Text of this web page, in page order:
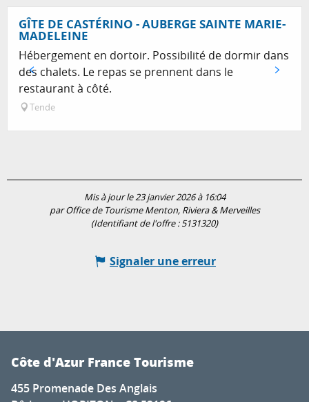
GÎTE DE CASTÉRINO - AUBERGE SAINTE MARIE-
MADELEINE
Hébergement en dortoir. Possibilité de dormir dans
des chalets. Le repas se prennent dans le
restaurant à côté.
Tende
Mis à jour le 23 janvier 2026 à 16:04
par Office de Tourisme Menton, Riviera & Merveilles
(Identifiant de l'offre :5131320)
Signaler une erreur
Côte d'Azur France Tourisme
455 Promenade Des Anglais